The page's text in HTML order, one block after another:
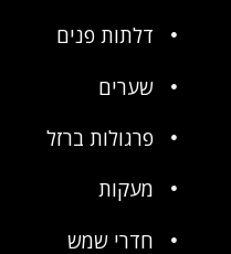
דלתות פנים
שערים
פרגולות ברזל
מעקות
חדרי שמש